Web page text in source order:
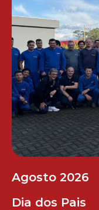
Agosto 2026
Dia dos Pais